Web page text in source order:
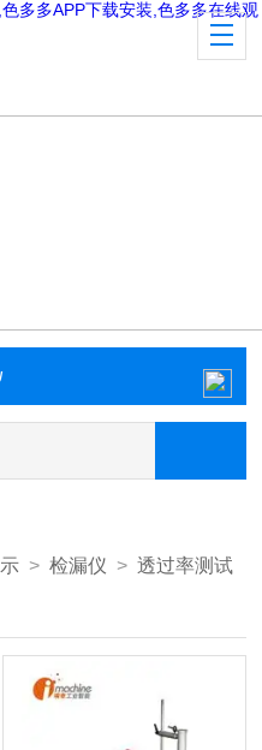
多多APP下载安装,色多多在线观
>检漏仪 >透过率测试